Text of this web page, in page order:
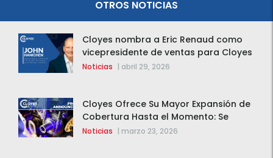
OTROS NOTICIAS
Cloyes nombra a Eric Renaud como
vicepresidente de ventas para Cloyes
y Rotomaster
Noticias | abril 29, 2026
Cloyes Ofrece Su Mayor Expansión de
Cobertura Hasta el Momento: Se
Agregan 123 Nuevos Componentes de
Noticias | marzo 23, 2026